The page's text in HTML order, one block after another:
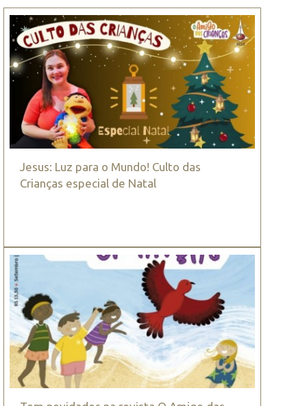
Jesus: Luz para o Mundo! Culto das
Crianças especial de Natal